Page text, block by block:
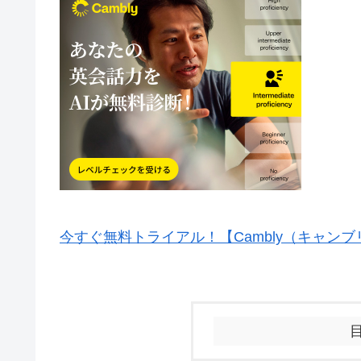
今すぐ無料トライアル！【Cambly（キャンブ